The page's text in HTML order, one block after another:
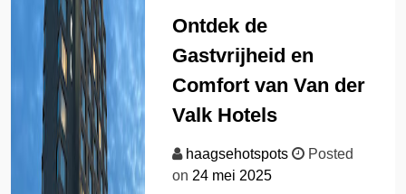
Ontdek de
Gastvrijheid en
Comfort van Van der
Valk Hotels
haagsehotspots
Posted
on24 mei 2025